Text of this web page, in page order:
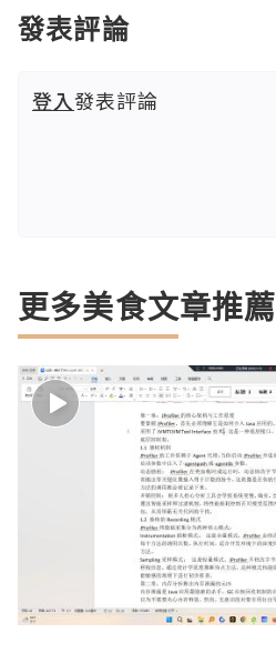
發表評論
登入發表評論
更多美食文章推薦